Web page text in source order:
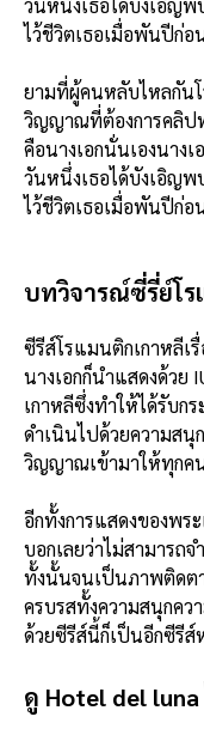
วันหนึ่งเธอได้บังเอิญพ
ไว้ชีวิตเธอเมื่อพันปีก่อ
ยามที่ผู้คนหลับไหลกัน
วิญญาณที่ต้องการคลิปท
คือนางเอกนั่นเองนาง
วันหนึ่งเธอได้บังเอิญพ
ไว้ชีวิตเธอเมื่อพันปีก่อ
บทวิจารณ์ซี่รี่ย์โ
ซีรีส์โรแมนติกเกาหลีเ
นางเอกก็นำแสดงด้วย
เกาหลีซึ่งทำให้ได้รับก
ดำเนินไปด้วยความสนุก
วิญญาณเข้ามาให้ทุกค
อีกทั้งการแสดงของพร
บอกเลยว่าไม่สามารถ
ทั้งนั้นจนเป็นภาพติดต
ครบรสทั้งความสนุกคว
ด้วยซีรีส์นี้ก็เป็นอีกซีรี
ดู Hotel del luna